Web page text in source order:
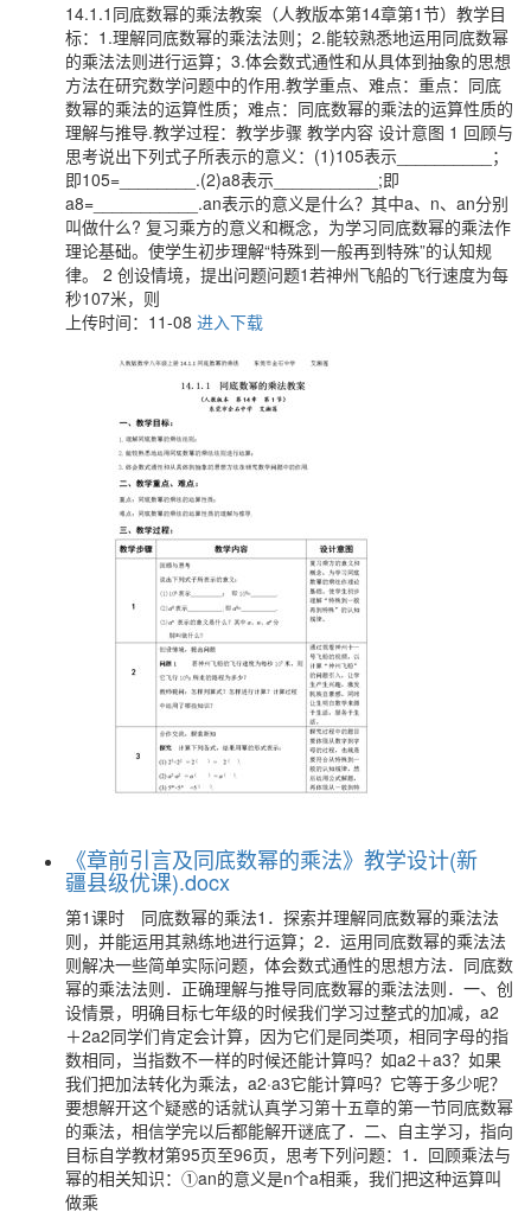
14.1.1同底数幂的乘法教案（人教版本第14章第1节）教学目
标：1.理解同底数幂的乘法法则；2.能较熟悉地运用同底数幂
的乘法法则进行运算；3.体会数式通性和从具体到抽象的思想
方法在研究数学问题中的作用.教学重点、难点：重点：同底
数幂的乘法的运算性质；难点：同底数幂的乘法的运算性质的
理解与推导.教学过程：教学步骤 教学内容 设计意图 1 回顾与
思考说出下列式子所表示的意义：(1)105表示__________；
即105=________.(2)a8表示___________;即
a8=___________.an表示的意义是什么？其中a、n、an分别
叫做什么? 复习乘方的意义和概念，为学习同底数幂的乘法作
理论基础。使学生初步理解“特殊到一般再到特殊”的认知规
律。 2 创设情境，提出问题问题1若神州飞船的飞行速度为每
秒107米，则
上传时间：11-08 进入下载
《章前引言及同底数幂的乘法》教学设计(新
疆县级优课).docx
第1课时 同底数幂的乘法1．探索并理解同底数幂的乘法法
则，并能运用其熟练地进行运算；2．运用同底数幂的乘法法
则解决一些简单实际问题，体会数式通性的思想方法．同底数
幂的乘法法则．正确理解与推导同底数幂的乘法法则．一、创
设情景，明确目标七年级的时候我们学习过整式的加减，a2
＋2a2同学们肯定会计算，因为它们是同类项，相同字母的指
数相同，当指数不一样的时候还能计算吗？如a2＋a3？如果
我们把加法转化为乘法，a2·a3它能计算吗？它等于多少呢？
要想解开这个疑惑的话就认真学习第十五章的第一节同底数幂
的乘法，相信学完以后都能解开谜底了．二、自主学习，指向
目标自学教材第95页至96页，思考下列问题：1．回顾乘法与
幂的相关知识：①an的意义是n个a相乘，我们把这种运算叫
做乘